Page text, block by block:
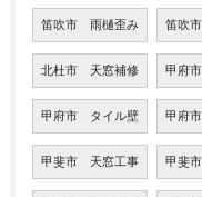
笛吹市 雨樋歪み 笛吹
北杜市 天窓補修 甲府
甲府市 タイル壁 甲府
甲斐市 天窓工事 甲斐